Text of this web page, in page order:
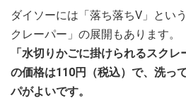
ダイソーには「落ち落ちV」とい
クレーパー」の展開もあります。
「水切りかごに掛けられるスクレ
の価格は110円（税込）で、洗っ
パがよいです。